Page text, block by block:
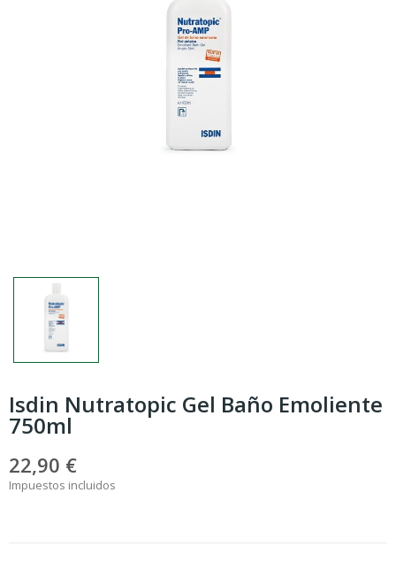
Isdin Nutratopic Gel Baño Emoliente
750ml
22,90 €
Impuestos incluidos